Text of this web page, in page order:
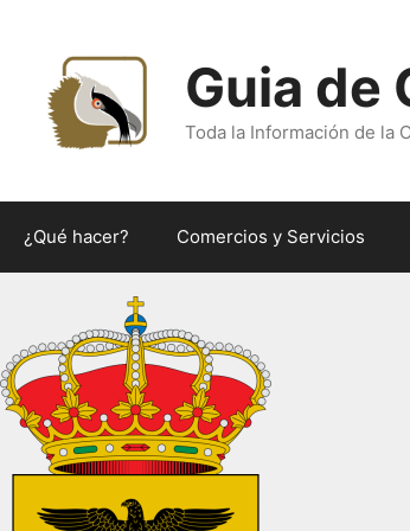
contenido
Guia de
Toda la Información de la
¿Qué hacer? Comercios y Servicios